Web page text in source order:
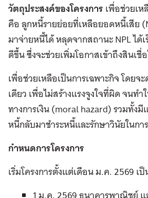
วัตถุประสงค์ของโครงการเพื่อช่วยเ
คือ ลูกหนี้รายย่อยที่เหลือยอดหนี้เสีย
มาจ่ายหนี้ได้ หลุดจากสถานะ NPL ได้
ดีขึ้น ซึ่งจะช่วยเพิ่มโอกาสเข้าถึงสินเชื่
เพื่อช่วยเหลือเป็นการเฉพาะกิจ โดยจ
เดียว เพื่อไม่สร้างแรงจูงใจที่ผิด จนท
ทางการเงิน (moral hazard) รวมทั้งมี
หนี้กลับมาชำระหนี้และรักษาวินัยในกา
กำหนดการโครงการ
เริ่มโครงการตั้งแต่เดือน ม.ค. 2569 เ